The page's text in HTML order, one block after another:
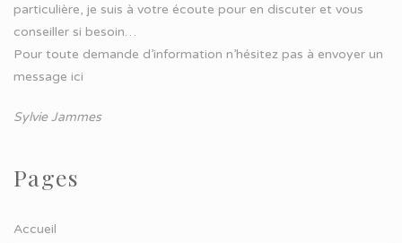
particulière, je suis à votre écoute pour en discuter et vous
conseiller si besoin…
Pour toute demande d’information n’hésitez pas à envoyer un
message ici
Sylvie Jammes
Pages
Accueil